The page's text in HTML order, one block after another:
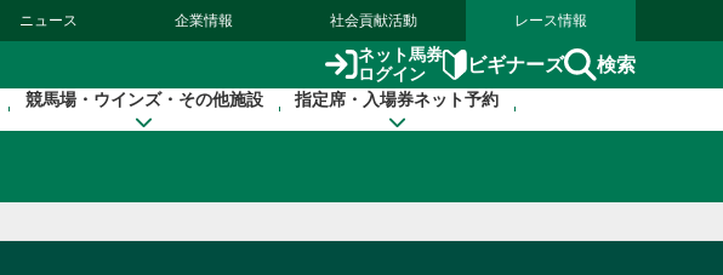
ニュース 企業情報 社会貢献活動 レース情報
ネット馬券
ログイン
ビギナーズ 検索
競馬場・ウインズ・その他施設 指定席・入場券ネット予約